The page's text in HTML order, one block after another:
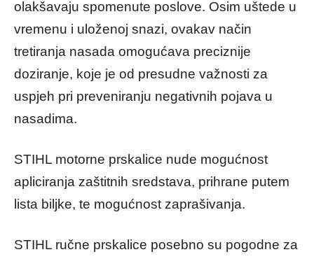
olakšavaju spomenute poslove. Osim uštede u
vremenu i uloženoj snazi, ovakav način
tretiranja nasada omogućava preciznije
doziranje, koje je od presudne važnosti za
uspjeh pri preveniranju negativnih pojava u
nasadima.
STIHL motorne prskalice nude mogućnost
apliciranja zaštitnih sredstava, prihrane putem
lista biljke, te mogućnost zaprašivanja.
STIHL ručne prskalice posebno su pogodne za